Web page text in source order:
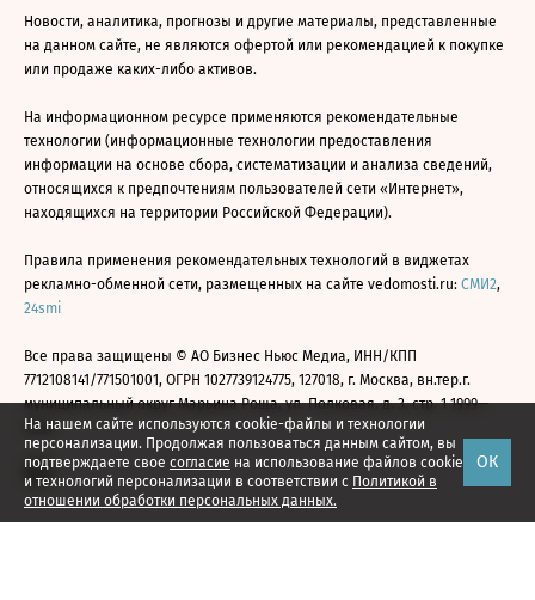
На нашем сайте используются cookie-файлы и технологии
персонализации. Продолжая пользоваться данным сайтом, вы
подтверждаете свое согласие на использование файлов cookie
и технологий персонализации в соответствии с Политикой в
отношении обработки персональных данных.
ОК
Новости, аналитика, прогнозы и другие материалы, представленные
на данном сайте, не являются офертой или рекомендацией к покупке
или продаже каких-либо активов.
На информационном ресурсе применяются рекомендательные
технологии (информационные технологии предоставления
информации на основе сбора, систематизации и анализа сведений,
относящихся к предпочтениям пользователей сети «Интернет»,
находящихся на территории Российской Федерации).
Правила применения рекомендательных технологий в виджетах
рекламно-обменной сети, размещенных на сайте vedomosti.ru: СМИ2,
24smi
Все права защищены © АО Бизнес Ньюс Медиа, ИНН/КПП
7712108141/771501001, ОГРН 1027739124775, 127018, г. Москва, вн.тер.г.
муниципальный округ Марьина Роща, ул. Полковая, д. 3, стр. 1 1999—
2026